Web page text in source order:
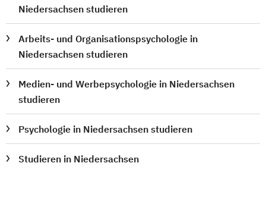
Niedersachsen studieren
Arbeits- und Organisationspsychologie in
Niedersachsen studieren
Medien- und Werbepsychologie in Niedersachsen
studieren
Psychologie in Niedersachsen studieren
Studieren in Niedersachsen